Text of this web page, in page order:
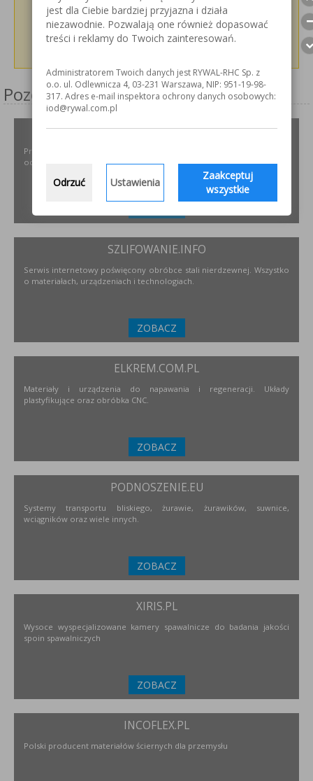
Pozostałe serwisy firmy
ODPYLAMY.PL
Projektowanie i dobór, montaż, serwis instalacji i urządzeń
odpylających dla różnych gałęzi przemysłu.
SZLIFOWANIE.INFO
Serwis internetowy poświęcony obróbce stali nierdzewnej. Wszystko
o materiałach, urządzeniach i technologiach.
ZOBACZ
ELKREM.COM.PL
Materiały i urządzenia do napawania i regeneracji. Układy
plastyfikujące oraz obróbka CNC.
ZOBACZ
PODNOSZENIE.EU
Systemy transportu bliskiego, żurawie, żurawików, suwnice,
wciągników oraz wiele innych.
ZOBACZ
XIRIS.PL
Wysoce wyspecjalizowane kamery spawalnicze do badania jakości
spoin spawalniczych
ZOBACZ
INCOFLEX.PL
Polski producent materiałów ściernych dla przemysłu
jest dla Ciebie bardziej przyjazna i działa
niezawodnie. Pozwalają one również dopasować
treści i reklamy do Twoich zainteresowań.
Administratorem Twoich danych jest RYWAL-RHC Sp. z
o.o. ul. Odlewnicza 4, 03-231 Warszawa, NIP: 951-19-98-
317. Adres e-mail inspektora ochrony danych osobowych:
iod@rywal.com.pl
Odrzuć Ustawienia
Zaakceptuj
wszystkie